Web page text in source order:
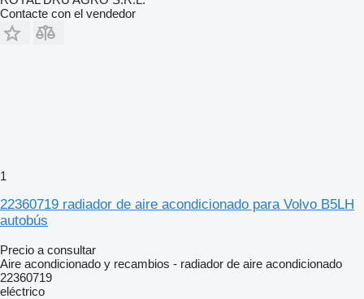
Contacte con el vendedor
1
22360719 radiador de aire acondicionado para Volvo B5LH
autobús
Precio a consultar
Aire acondicionado y recambios - radiador de aire acondicionado
22360719
eléctrico